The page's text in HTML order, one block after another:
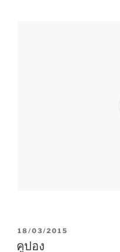
P
18/03/2015
คูปอง